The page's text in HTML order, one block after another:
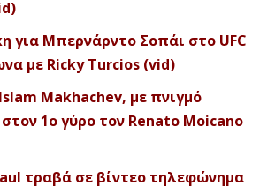
για Μπερνάρντο Σοπάι στο UFC
με Ricky Turcios (vid)
Makhachev, με πνιγμό
1ο γύρο τον Renato Moicano
τραβά σε βίντεο τηλεφώνημα